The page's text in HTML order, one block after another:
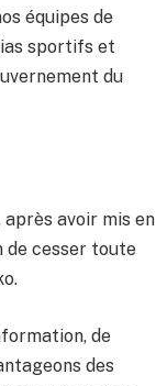
équipes de
sportifs et
du
avoir mis en
de cesser toute
de
des